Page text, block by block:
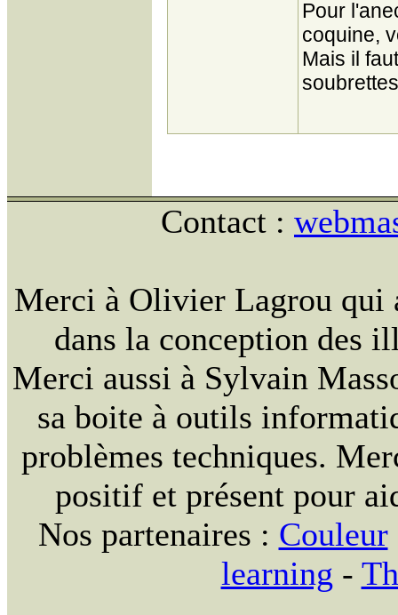
Pour
coquine,
Mais il
Contact :
Merci à Olivier Lagrou qui
dans la conception des
Merci aussi à Sylvain
sa boite à outils
problèmes techniques.
positif et présent pour
Nos partenaires : Couleur
learning -